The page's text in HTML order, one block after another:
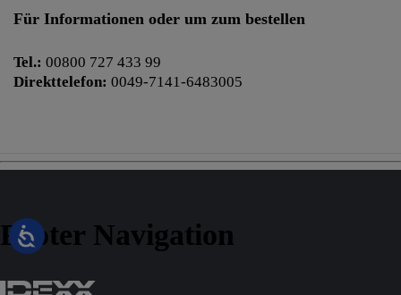
Für Informationen oder um zum bestellen
Tel.: 00800 727 433 99
Direkttelefon: 0049-7141-6483005
Footer Navigation